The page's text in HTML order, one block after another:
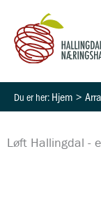
innholdet
Hjem
Løft Hallingdal -